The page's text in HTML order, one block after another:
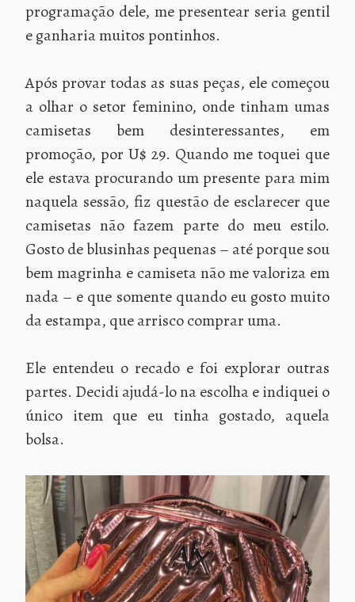
programação dele, me presentear seria gentil
e ganharia muitos pontinhos.
Após provar todas as suas peças, ele começou
a olhar o setor feminino, onde tinham umas
camisetas bem desinteressantes, em
promoção, por U$ 29. Quando me toquei que
ele estava procurando um presente para mim
naquela sessão, fiz questão de esclarecer que
camisetas não fazem parte do meu estilo.
Gosto de blusinhas pequenas – até porque sou
bem magrinha e camiseta não me valoriza em
nada – e que somente quando eu gosto muito
da estampa, que arrisco comprar uma.
Ele entendeu o recado e foi explorar outras
partes. Decidi ajudá-lo na escolha e indiquei o
único item que eu tinha gostado, aquela
bolsa.